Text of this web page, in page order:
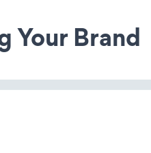
Your Brand